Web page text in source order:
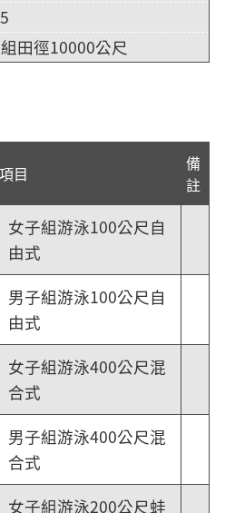
田徑10000公尺
項目
備
註
女子組游泳100公尺自
由式
男子組游泳100公尺自
由式
女子組游泳400公尺混
合式
男子組游泳400公尺混
合式
女子組游泳200公尺蛙